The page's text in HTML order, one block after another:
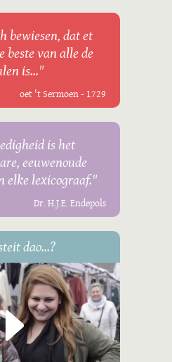
bewiesen, dat et
beste van alle de
is..."
oet 't Sermoen - 1729
is het
eeuwenoude
elke lexicograaf."
Dr. H.J.E. Endepols
dao...?